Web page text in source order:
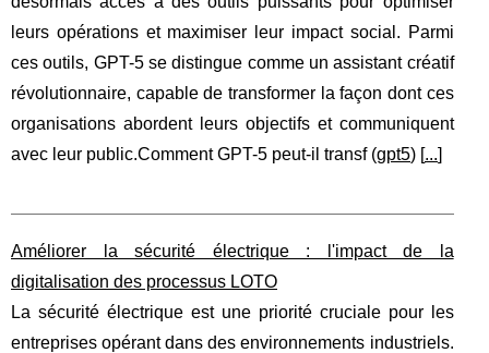
leurs opérations et maximiser leur impact social. Parmi
ces outils, GPT-5 se distingue comme un assistant créatif
révolutionnaire, capable de transformer la façon dont ces
organisations abordent leurs objectifs et communiquent
avec leur public.Comment GPT-5 peut-il transf (gpt5) [...]
Améliorer la sécurité électrique : l'impact de la
digitalisation des processus LOTO
La sécurité électrique est une priorité cruciale pour les
entreprises opérant dans des environnements industriels.